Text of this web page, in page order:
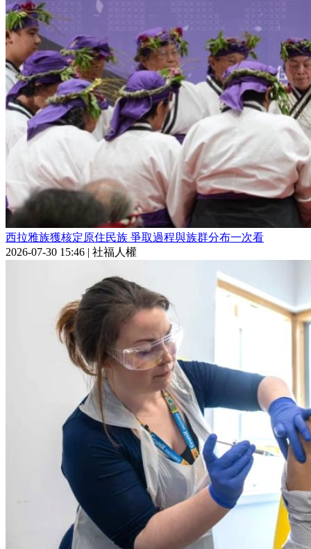
西拉雅族獲核定原住民族 爭取過程與族群分布一次看
2026-07-30 15:46 | 社福人權